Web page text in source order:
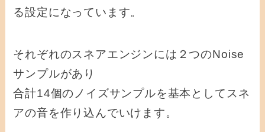
る設定になっています。
それぞれのスネアエンジンには２つのNoise
サンプルがあり
合計14個のノイズサンプルを基本としてスネ
アの音を作り込んでいけます。